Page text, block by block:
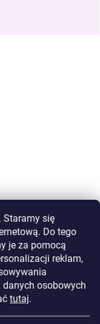
Staramy się
Do tego
je za pomocą
reklam,
osobowych
tutaj.